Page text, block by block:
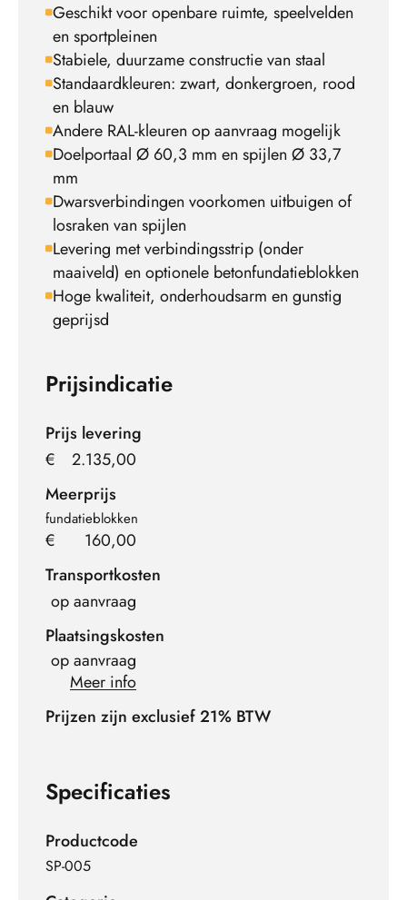
Geschikt voor openbare ruimte, speelvelden
en sportpleinen
Stabiele, duurzame constructie van staal
Standaardkleuren: zwart, donkergroen, rood
en blauw
Andere RAL-kleuren op aanvraag mogelijk
Doelportaal Ø 60,3 mm en spijlen Ø 33,7
mm
Dwarsverbindingen voorkomen uitbuigen of
losraken van spijlen
Levering met verbindingsstrip (onder
maaiveld) en optionele betonfundatieblokken
Hoge kwaliteit, onderhoudsarm en gunstig
geprijsd
Prijsindicatie
Prijs levering
€
2.135,00
Meerprijs
fundatieblokken
€
160,00
Transportkosten
op aanvraag
Plaatsingskosten
op aanvraag
Meer info
Prijzen zijn exclusief 21% BTW
Specificaties
Productcode
SP-005